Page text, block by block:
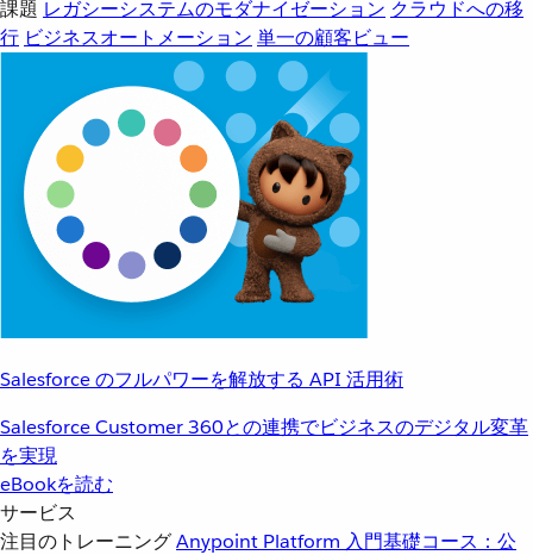
課題 レガシーシステムのモダナイゼーション クラウドへの移
行 ビジネスオートメーション 単一の顧客ビュー
Salesforce のフルパワーを解放する API 活用術
Salesforce Customer 360との連携でビジネスのデジタル変革
を実現
eBookを読む
サービス
注目のトレーニングAnypoint Platform 入門基礎コース：公